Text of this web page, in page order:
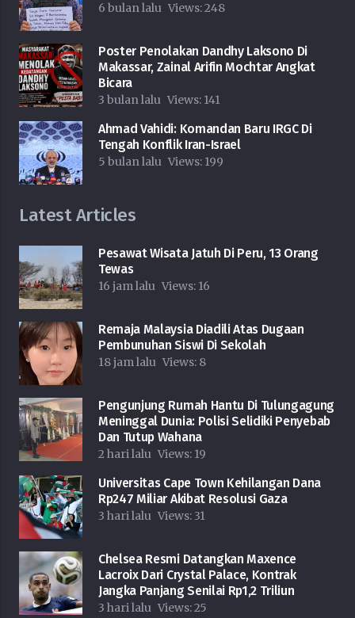
6 bulan lalu Views:248
Poster Penolakan Dandhy Laksono Di
Makassar, Zainal Arifin Mochtar Angkat
Bicara
3 bulan lalu Views: 141
Ahmad Vahidi: Komandan Baru IRGC Di
Tengah Konflik Iran-Israel
5 bulan lalu Views: 199
Latest Articles
Pesawat Wisata Jatuh Di Peru, 13 Orang
Tewas
16 jam lalu Views: 16
Remaja Malaysia Diadili Atas Dugaan
Pembunuhan Siswi Di Sekolah
18 jam lalu Views: 8
Pengunjung Rumah Hantu Di Tulungagung
Meninggal Dunia: Polisi Selidiki Penyebab
Dan Tutup Wahana
2 hari lalu Views: 19
Universitas Cape Town Kehilangan Dana
Rp247 Miliar Akibat Resolusi Gaza
3 hari lalu Views: 31
Chelsea Resmi Datangkan Maxence
Lacroix Dari Crystal Palace, Kontrak
Jangka Panjang Senilai Rp1,2 Triliun
3 hari lalu Views:25